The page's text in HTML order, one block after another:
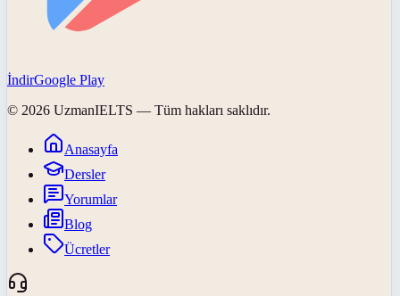
İndirGoogle Play
© 2026 UzmanIELTS — Tüm hakları saklıdır.
Anasayfa
Dersler
Yorumlar
Blog
Ücretler